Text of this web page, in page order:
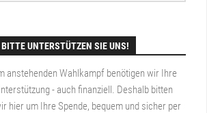
BITTE UNTERSTÜTZEN SIE UNS!
anstehenden Wahlkampf benötigen wir Ihre
- auch finanziell. Deshalb bitten
hier um Ihre Spende, bequem und sicher per